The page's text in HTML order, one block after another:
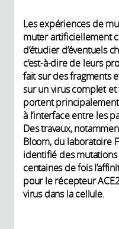
Les expériences de
muter artificiellement
d’étudier d’éventuels
c’est-à-dire de leurs
fait sur des fragments
sur un virus complet et
portent
à l’interface entre les
Des travaux,
Bloom, du laboratoire
identifié des
centaines de fois
pour le récepteur
virus dans la cellule.